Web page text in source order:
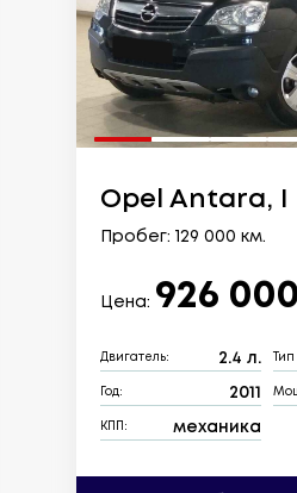
Opel Antara, I
Пробег: 129 000 км.
Цена: 926
Двигатель: 2.4 л.
Год: 2011
КПП: механика